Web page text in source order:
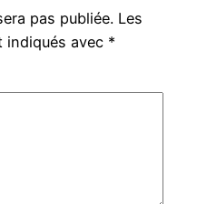
pas publiée. Les
indiqués avec *